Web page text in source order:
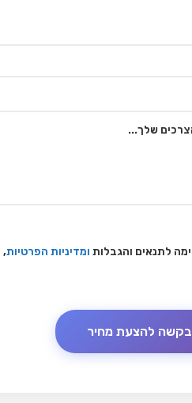
לתנאים והגבלות ומדיניות הפרטיות,